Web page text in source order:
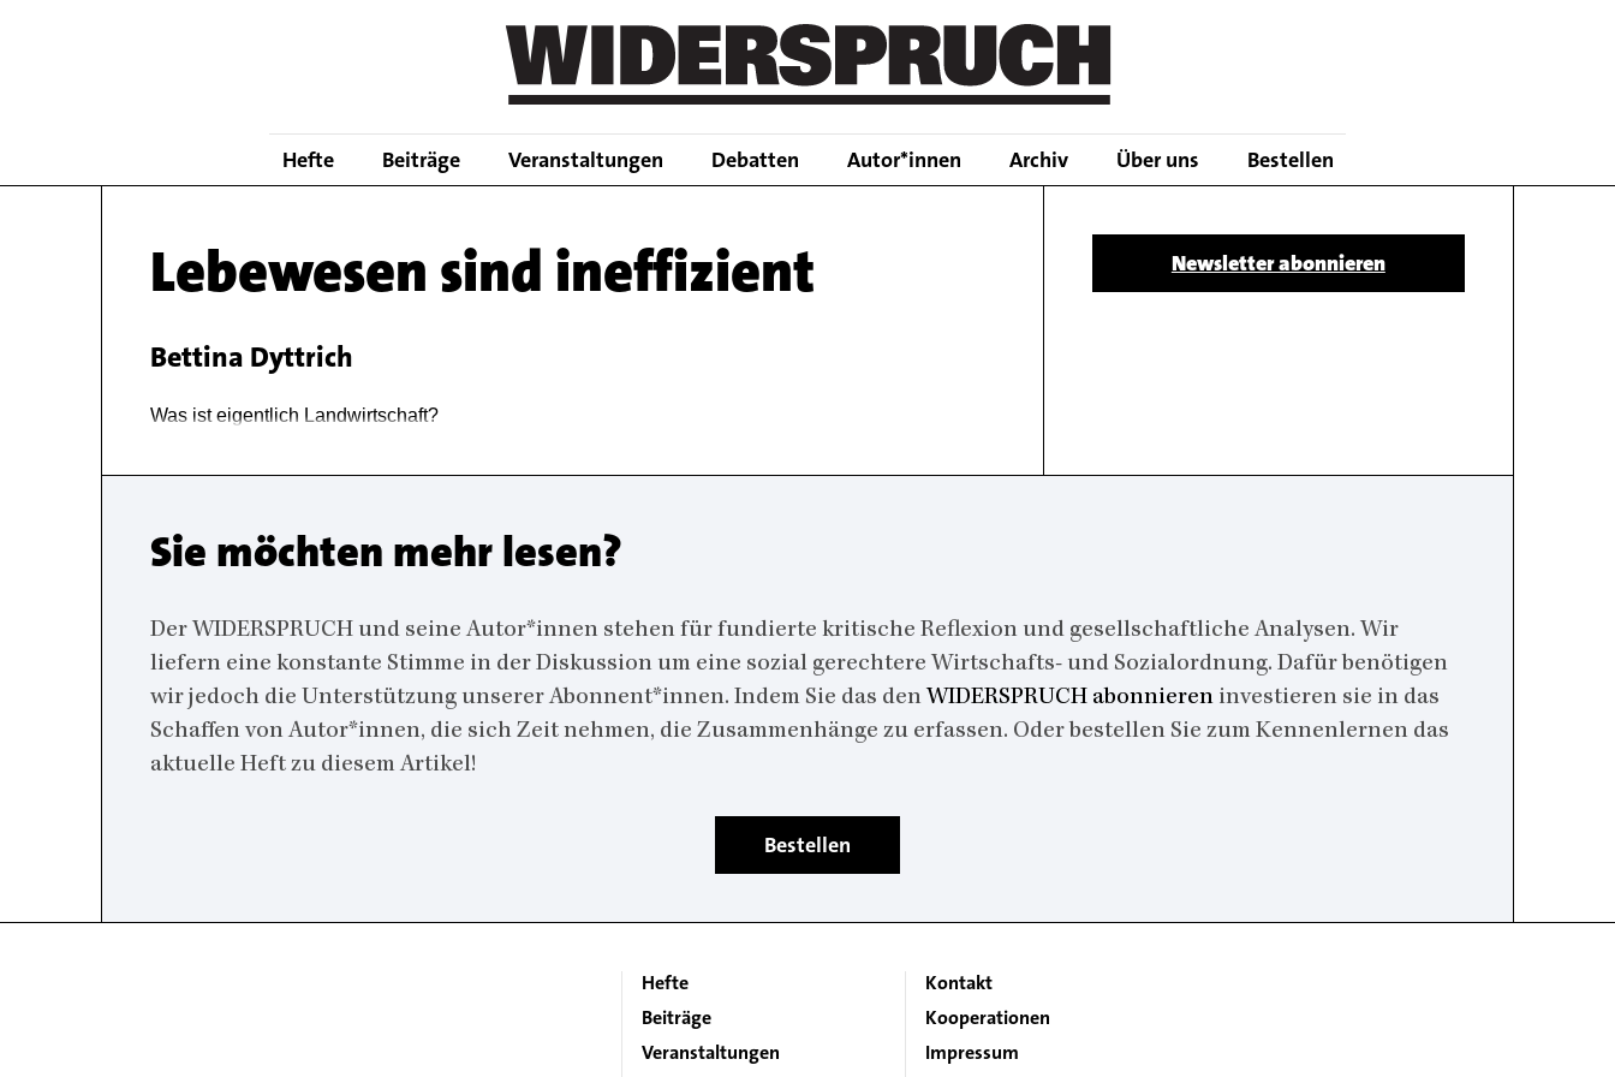
Main
Hefte Beiträge Veranstaltungen Debatten Autor*innen Archiv Über uns Bestellen
Lebewesen sind ineffizient
Bettina Dyttrich
Body
Was ist eigentlich Landwirtschaft?
Newsletter abonnieren
Sie möchten mehr lesen?
Der WIDERSPRUCH und seine Autor*innen stehen für fundierte kritische Reflexion und gesellschaftliche Analysen. Wir
liefern eine konstante Stimme in der Diskussion um eine sozial gerechtere Wirtschafts- und Sozialordnung. Dafür benötigen
wir jedoch die Unterstützung unserer Abonnent*innen. Indem Sie das den WIDERSPRUCH abonnieren investieren sie in das
Schaffen von Autor*innen, die sich Zeit nehmen, die Zusammenhänge zu erfassen. Oder bestellen Sie zum Kennenlernen das
aktuelle Heft zu diesem Artikel!
Bestellen
Main
navigation
Hefte
Beiträge
Veranstaltungen
Footer
Kontakt
Kooperationen
Impressum